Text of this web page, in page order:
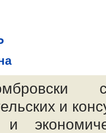
и
и